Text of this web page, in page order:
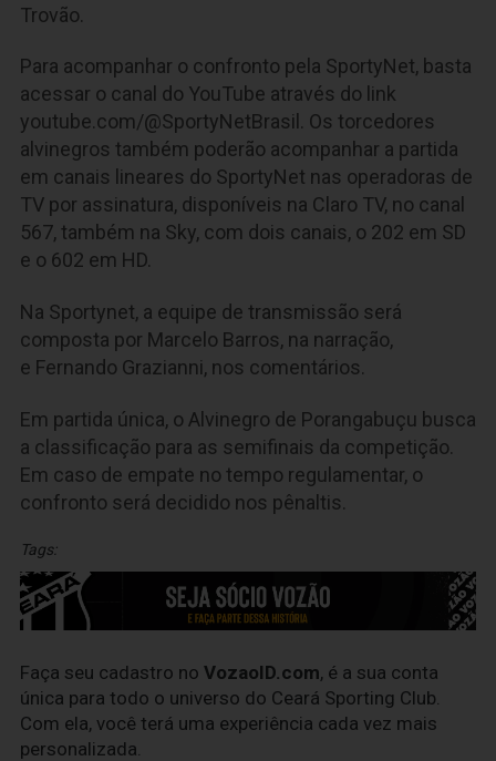
Trovão.
Para acompanhar o confronto pela SportyNet, basta
acessar o canal do YouTube através do link
youtube.com/@SportyNetBrasil. Os torcedores
alvinegros também poderão acompanhar a partida
em canais lineares do SportyNet nas operadoras de
TV por assinatura, disponíveis na Claro TV, no canal
567, também na Sky, com dois canais, o 202 em SD
e o 602 em HD.
Na Sportynet, a equipe de transmissão será
composta por Marcelo Barros, na narração,
e Fernando Grazianni, nos comentários.
Em partida única, o Alvinegro de Porangabuçu busca
a classificação para as semifinais da competição.
Em caso de empate no tempo regulamentar, o
confronto será decidido nos pênaltis.
Tags:
Faça seu cadastro no VozaoID.com, é a sua conta
única para todo o universo do Ceará Sporting Club.
Com ela, você terá uma experiência cada vez mais
personalizada.